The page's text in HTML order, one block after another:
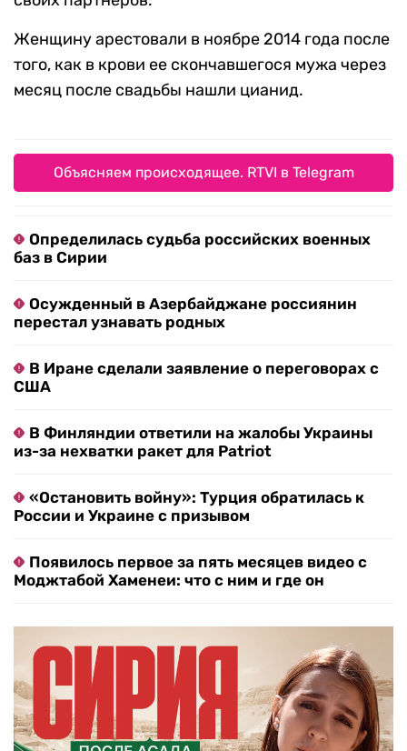
Женщину арестовали в ноябре 2014 года после
того, как в крови ее скончавшегося мужа через
месяц после свадьбы нашли цианид.
Объясняем происходящее. RTVI в Telegram
Определилась судьба российских военных
баз в Сирии
Осужденный в Азербайджане россиянин
перестал узнавать родных
В Иране сделали заявление о переговорах с
США
В Финляндии ответили на жалобы Украины
из-за нехватки ракет для Patriot
«Остановить войну»: Турция обратилась к
России и Украине с призывом
Появилось первое за пять месяцев видео с
Моджтабой Хаменеи: что с ним и где он